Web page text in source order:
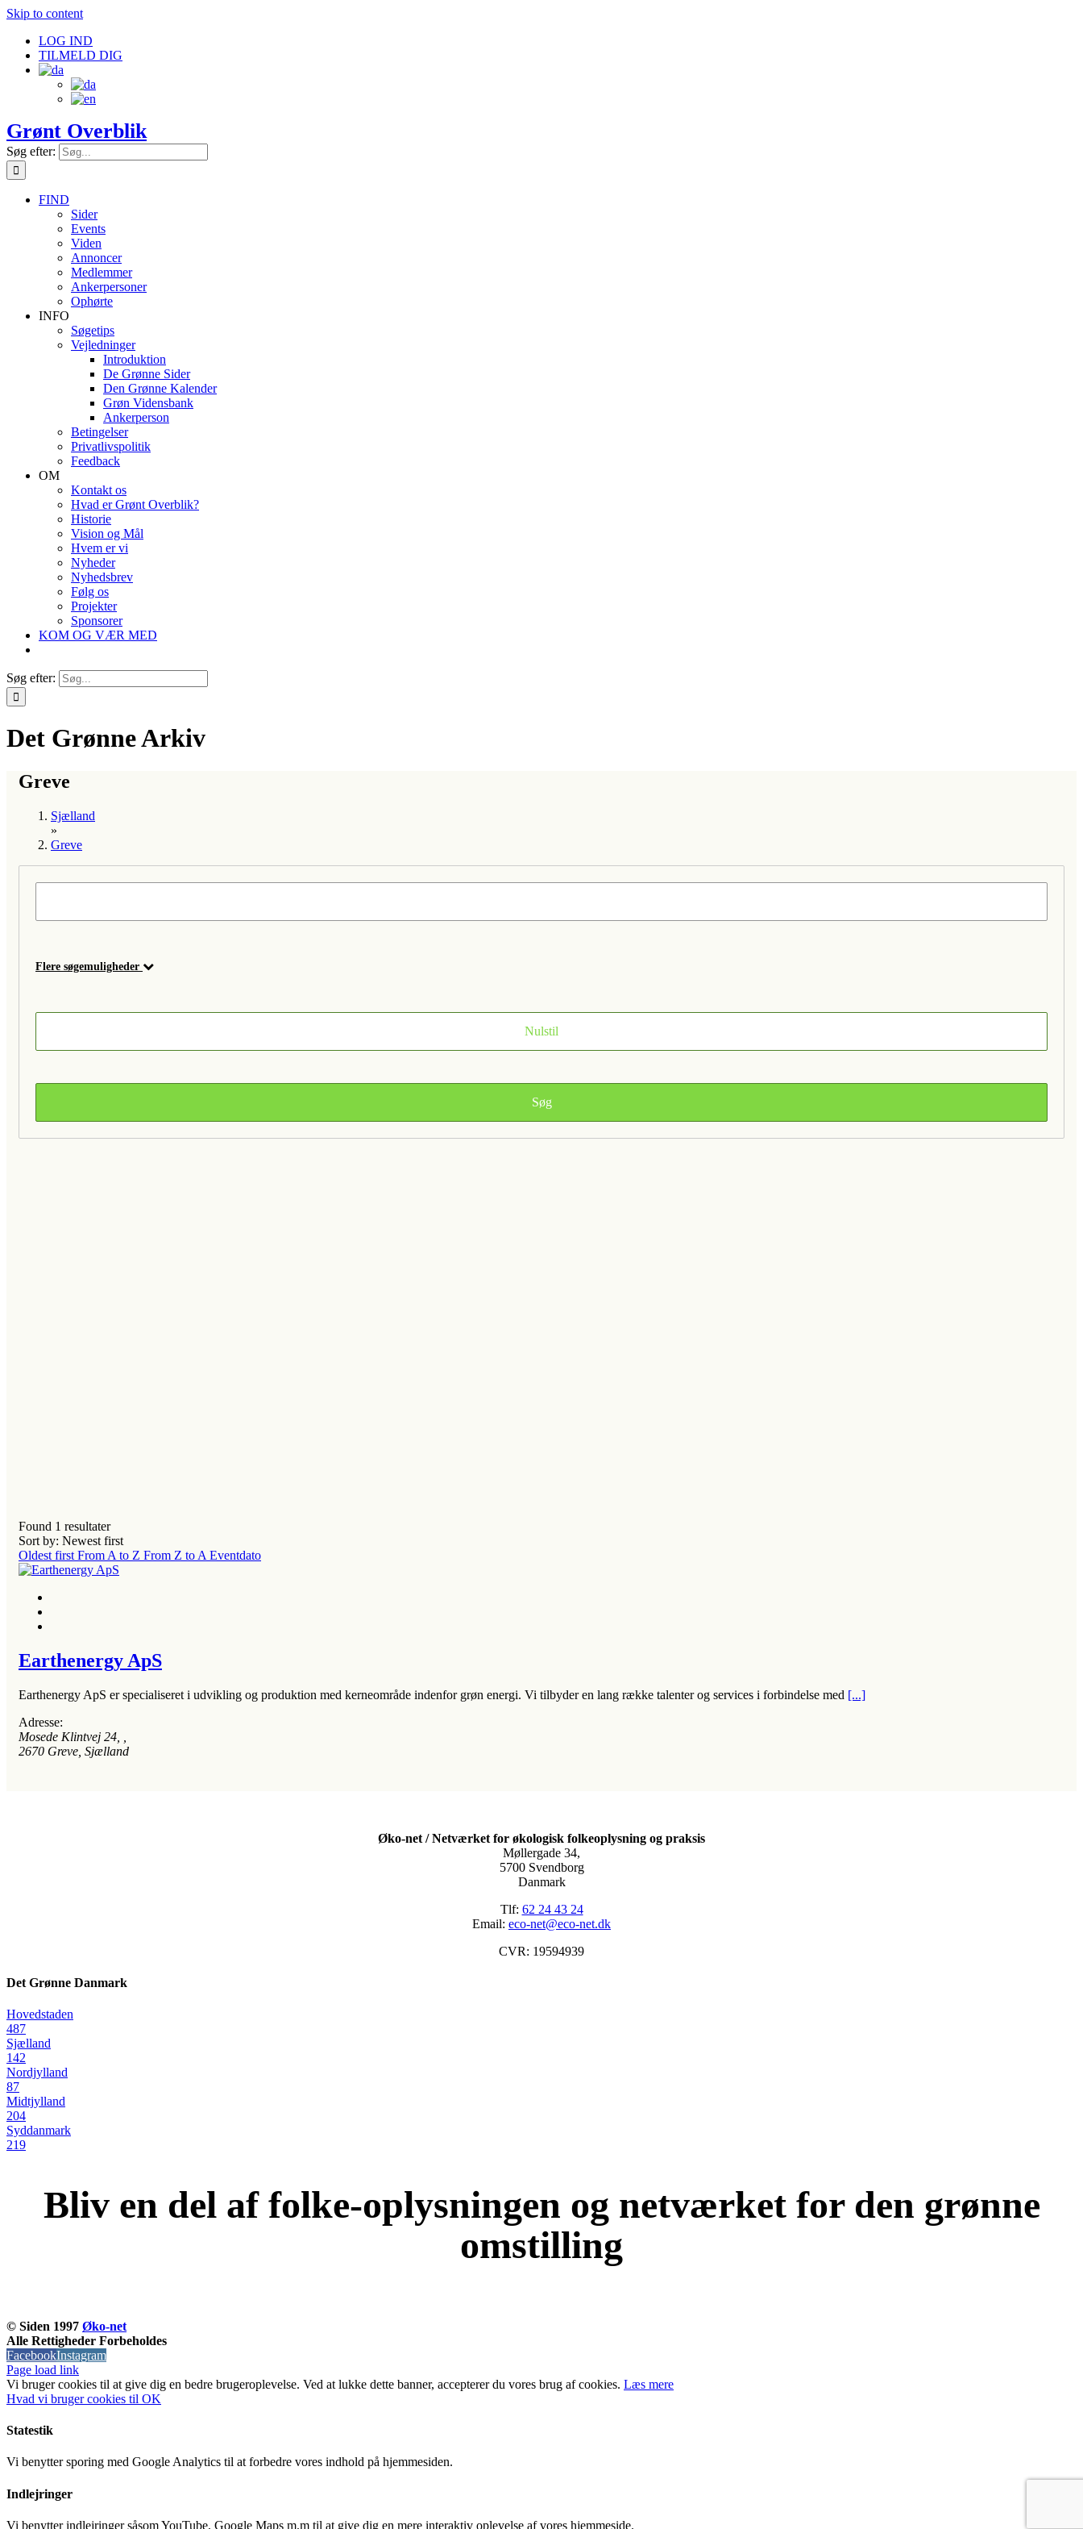
Skip to content
LOG IND
TILMELD DIG
Grønt Overblik
Søg efter:
FIND
Sider
Events
Viden
Annoncer
Medlemmer
Ankerpersoner
Ophørte
INFO
Søgetips
Vejledninger
Introduktion
De Grønne Sider
Den Grønne Kalender
Grøn Vidensbank
Ankerperson
Betingelser
Privatlivspolitik
Feedback
OM
Kontakt os
Hvad er Grønt Overblik?
Historie
Vision og Mål
Hvem er vi
Nyheder
Nyhedsbrev
Følg os
Projekter
Sponsorer
KOM OG VÆR MED
Søg efter:
Det Grønne Arkiv
Greve
Sjælland
»
Greve
Flere søgemuligheder
Found 1 resultater
Sort by: Newest first
Oldest first From A to Z From Z to A Eventdato
Earthenergy ApS
Earthenergy ApS er specialiseret i udvikling og produktion med kerneområde indenfor grøn energi. Vi tilbyder en lang række talenter og services i forbindelse med [...]
Adresse:
Mosede Klintvej 24
2670 Greve, Sjælland
Øko-net / Netværket for økologisk folkeoplysning og praksis
Møllergade 34,
5700 Svendborg
Danmark
Tlf: 62 24 43 24
Email: eco-net@eco-net.dk
CVR: 19594939
Det Grønne Danmark
Hovedstaden
487
Sjælland
142
Nordjylland
87
Midtjylland
204
Syddanmark
219
Bliv en del af folke-oplysningen og netværket for den grønne
omstilling
© Siden 1997 Øko-net
Alle Rettigheder Forbeholdes
FacebookInstagram
Page load link
Vi bruger cookies til at give dig en bedre brugeroplevelse. Ved at lukke dette banner, accepterer du vores brug af ​​cookies. Læs mere
Hvad vi bruger cookies til OK
Statestik
Vi benytter sporing med Google Analytics til at forbedre vores indhold på hjemmesiden.
Indlejringer
Vi benytter indlejringer såsom YouTube, Google Maps m.m til at give dig en mere interaktiv oplevelse af vores hjemmeside.